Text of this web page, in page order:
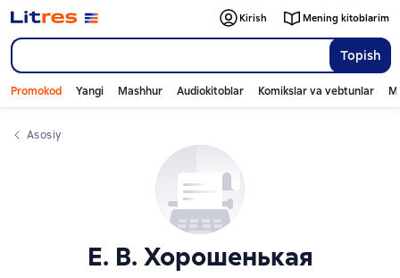
Topish
Kirish Mening kitoblarim
Promokod Yangi Mashhur Audiokitoblar Komikslar va vebtunlar
Asosiy
Е. В. Хорошенькая
Слайдер с книгами